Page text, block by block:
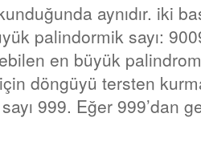
aynıdır. iki
palindormik sayı:
en büyük
döngüyü tersten
999. Eğer 999’dan